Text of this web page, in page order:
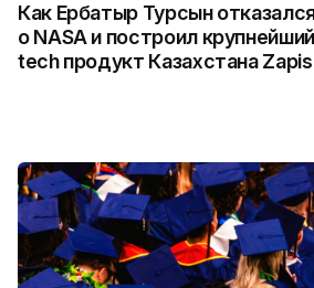
Как Ербатыр Турсын
о NASA и построил
tech продукт Казахстана